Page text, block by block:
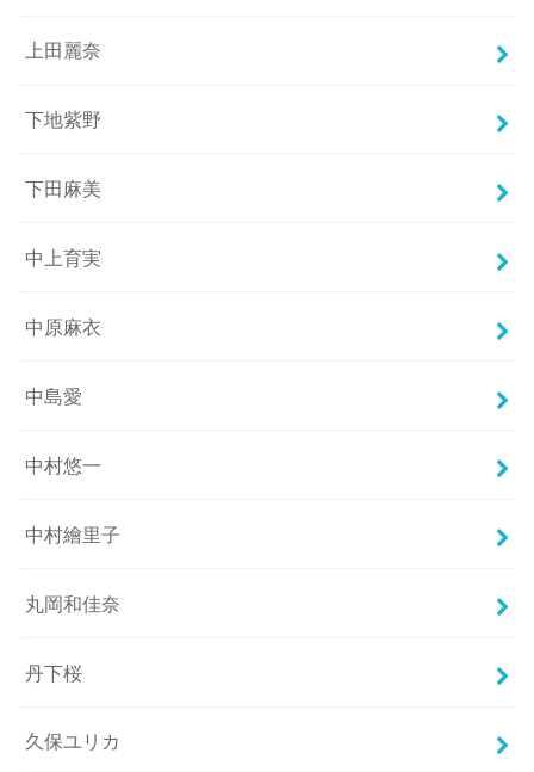
上田麗奈
下地紫野
下田麻美
中上育実
中原麻衣
中島愛
中村悠一
中村繪里子
丸岡和佳奈
丹下桜
久保ユリカ